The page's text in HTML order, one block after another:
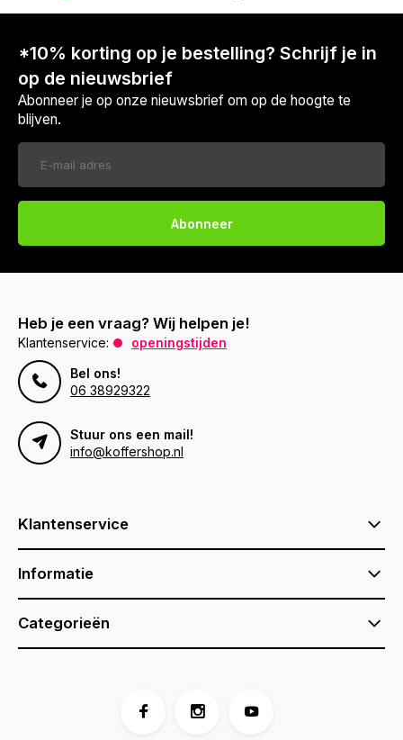
*10% korting op je bestelling? Schrijf je in
op de nieuwsbrief
Abonneer je op onze nieuwsbrief om op de hoogte te
blijven.
Abonneer
Heb je een vraag? Wij helpen je!
Klantenservice:
openingstijden
Bel ons!
06 38929322
Stuur ons een mail!
info@koffershop.nl
Klantenservice
Informatie
Categorieën